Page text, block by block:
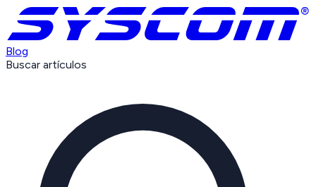
Blog
Buscar artículos